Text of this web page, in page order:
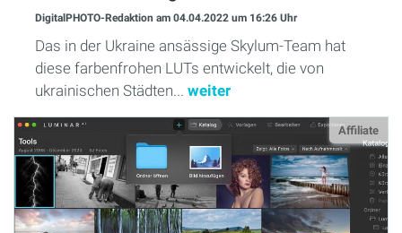
DigitalPHOTO-Redaktion am 04.04.2022 um 16:26 Uhr
Das in der Ukraine ansässige Skylum-Team hat
diese farbenfrohen LUTs entwickelt, die von
ukrainischen Städten... weiter
Affiliate